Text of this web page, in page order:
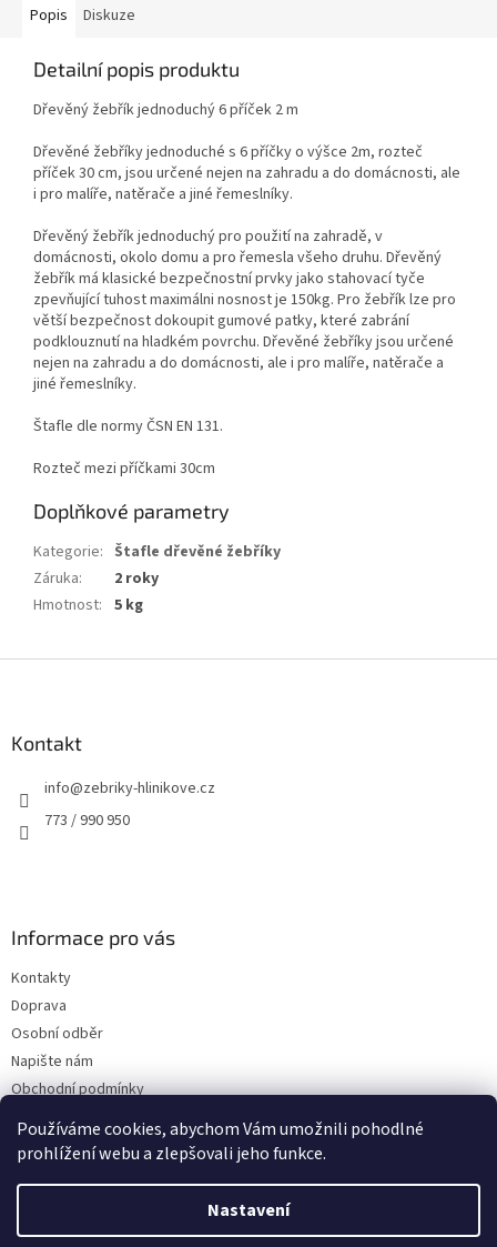
Používáme cookies, abychom Vám umožnili pohodlné
prohlížení webu a zlepšovali jeho funkce.
Nastavení
Popis Diskuze
Detailní popis produktu
Dřevěný žebřík jednoduchý 6 příček 2 m
Dřevěné žebříky jednoduché s 6 příčky o výšce 2m, rozteč
příček 30 cm, jsou určené nejen na zahradu a do domácnosti, ale
i pro malíře, natěrače a jiné řemeslníky.
Dřevěný žebřík jednoduchý pro použití na zahradě, v
domácnosti, okolo domu a pro řemesla všeho druhu. Dřevěný
žebřík má klasické bezpečnostní prvky jako stahovací tyče
zpevňující tuhost maximálni nosnost je 150kg. Pro žebřík lze pro
větší bezpečnost dokoupit gumové patky, které zabrání
podklouznutí na hladkém povrchu. Dřevěné žebříky jsou určené
nejen na zahradu a do domácnosti, ale i pro malíře, natěrače a
jiné řemeslníky.
Štafle dle normy ČSN EN 131.
Rozteč mezi příčkami 30cm
Doplňkové parametry
Kategorie: Štafle dřevěné žebříky
Záruka:
2 roky
Hmotnost: 5 kg
Kontakt
info@zebriky-hlinikove.cz
773 / 990 950
Informace pro vás
Kontakty
Doprava
Osobní odběr
Napište nám
Obchodní podmínky
Podmínky ochrany osobních údajů
Vytvořil Shoptet